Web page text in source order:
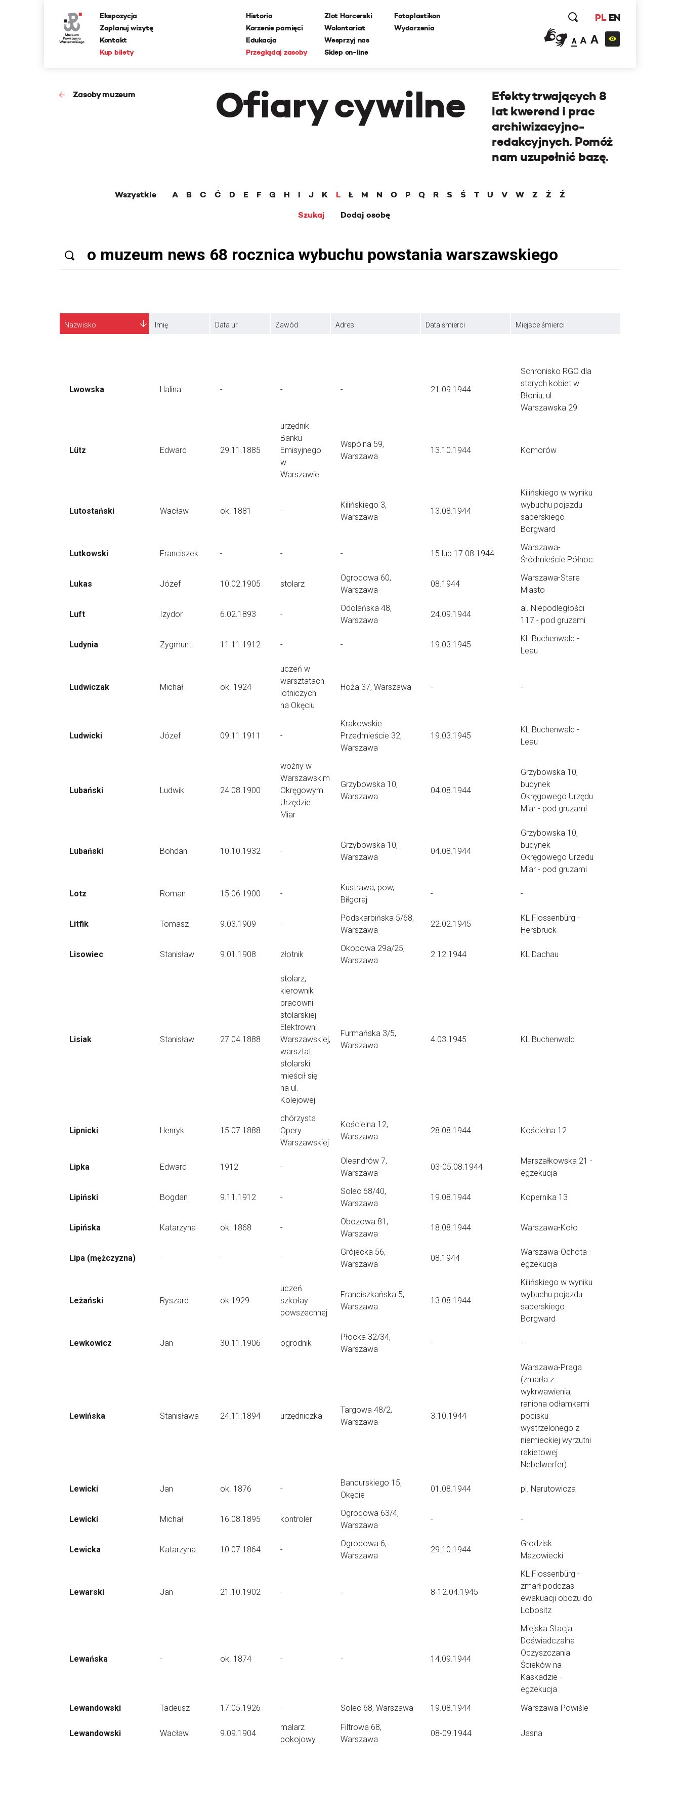
Ekspozycja
Zaplanuj wizytę
Kontakt
Kup bilety
Historia
Korzenie pamięci
Edukacja
Przeglądaj zasoby
Zlot Harcerski
Wolontariat
Wesprzyj nas
Sklep on-line
Fotoplastikon
Wydarzenia
PL EN
A A A
Zasoby muzeum Ofiary cywilne
Efekty trwających 8
lat kwerend i prac
archiwizacyjno-
redakcyjnych. Pomóż
nam uzupełnić bazę.
Wszystkie A B C Ć D E F G H I J K L Ł M N O P Q R S Ś T U V W Z Ż
Ź
Szukaj
Dodaj osobę
Nazwisko Imię Data ur. Zawód Adres Data śmierci Miejsce śmierci
Lwowska Halina - - - 21.09.1944
Schronisko RGO dla
starych kobiet w
Błoniu, ul.
Warszawska 29
Lütz Edward 29.11.1885
urzędnik
Banku
Emisyjnego
w
Warszawie
Wspólna 59,
Warszawa
13.10.1944 Komorów
Lutostański Wacław ok. 1881 -
Kilińskiego 3,
Warszawa
13.08.1944
Kilińskiego w wyniku
wybuchu pojazdu
saperskiego
Borgward
Lutkowski Franciszek - - - 15 lub 17.08.1944
Warszawa-
Śródmieście Północ
Lukas Józef 10.02.1905 stolarz
Ogrodowa 60,
Warszawa
08.1944
Warszawa-Stare
Miasto
Luft Izydor 6.02.1893 -
Odolańska 48,
Warszawa
24.09.1944
al. Niepodległości
117 - pod gruzami
Ludynia Zygmunt 11.11.1912 - - 19.03.1945
KL Buchenwald -
Leau
Ludwiczak Michał ok. 1924
uczeń w
warsztatach
lotniczych
na Okęciu
Hoża 37, Warszawa - -
Ludwicki Józef 09.11.1911 -
Krakowskie
Przedmieście 32,
Warszawa
19.03.1945
KL Buchenwald -
Leau
Lubański Ludwik 24.08.1900
woźny w
Warszawskim
Okręgowym
Urzędzie
Miar
Grzybowska 10,
Warszawa
04.08.1944
Grzybowska 10,
budynek
Okręgowego Urzędu
Miar - pod gruzami
Lubański Bohdan 10.10.1932 -
Grzybowska 10,
Warszawa
04.08.1944
Grzybowska 10,
budynek
Okręgowego Urzedu
Miar - pod gruzami
Lotz Roman 15.06.1900 -
Kustrawa, pow,
Biłgoraj
- -
Litfik Tomasz 9.03.1909 -
Podskarbińska 5/68,
Warszawa
22.02.1945
KL Flossenbürg -
Hersbruck
Lisowiec Stanisław 9.01.1908 złotnik
Okopowa 29a/25,
Warszawa
2.12.1944 KL Dachau
Lisiak Stanisław 27.04.1888
stolarz,
kierownik
pracowni
stolarskiej
Elektrowni
Warszawskiej,
warsztat
stolarski
mieścił się
na ul.
Kolejowej
Furmańska 3/5,
Warszawa
4.03.1945 KL Buchenwald
Lipnicki Henryk 15.07.1888
chórzysta
Opery
Warszawskiej
Kościelna 12,
Warszawa
28.08.1944 Kościelna 12
Lipka Edward 1912 -
Oleandrów 7,
Warszawa
03-05.08.1944
Marszałkowska 21 -
egzekucja
Lipiński Bogdan 9.11.1912 -
Solec 68/40,
Warszawa
19.08.1944 Kopernika 13
Lipińska Katarzyna ok. 1868 -
Obozowa 81,
Warszawa
18.08.1944 Warszawa-Koło
Lipa (mężczyzna) - - -
Grójecka 56,
Warszawa
08.1944
Warszawa-Ochota -
egzekucja
Leżański Ryszard ok 1929
uczeń
szkołay
powszechnej
Franciszkańska 5,
Warszawa
13.08.1944
Kilińskiego w wyniku
wybuchu pojazdu
saperskiego
Borgward
Lewkowicz Jan 30.11.1906 ogrodnik
Płocka 32/34,
Warszawa
- -
Lewińska Stanisława 24.11.1894 urzędniczka
Targowa 48/2,
Warszawa
3.10.1944
Warszawa-Praga
(zmarła z
wykrwawienia,
raniona odłamkami
pocisku
wystrzelonego z
niemieckiej wyrzutni
rakietowej
Nebelwerfer)
Lewicki Jan ok. 1876 -
Bandurskiego 15,
Okęcie
01.08.1944 pl. Narutowicza
Lewicki Michał 16.08.1895 kontroler
Ogrodowa 63/4,
Warszawa
- -
Lewicka Katarzyna 10.07.1864 -
Ogrodowa 6,
Warszawa
29.10.1944
Grodzisk
Mazowiecki
Lewarski Jan 21.10.1902 - - 8-12.04.1945
KL Flossenbürg -
zmarł podczas
ewakuacji obozu do
Lobositz
Lewańska - ok. 1874 - - 14.09.1944
Miejska Stacja
Doświadczalna
Oczyszczania
Ścieków na
Kaskadzie -
egzekucja
Lewandowski
Tadeusz 17.05.1926 - Solec 68, Warszawa 19.08.1944 Warszawa-Powiśle
Lewandowski Wacław 9.09.1904
malarz
pokojowy
Filtrowa 68,
Warszawa
08-09.1944 Jasna